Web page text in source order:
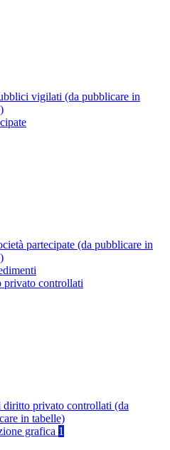
vigilati (da pubblicare in
partecipate (da pubblicare in
controllati
diritto privato controllati (da
in tabelle)
grafica 1